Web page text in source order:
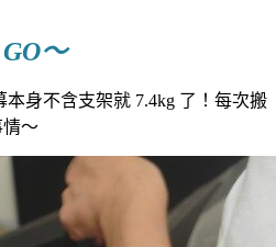
～
身不含支架就 7.4kg 了！每次搬
～